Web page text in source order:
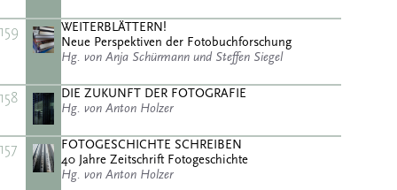
159
WEITERBLÄTTERN!
Neue Perspektiven der Fotobuchforschung
Hg. von Anja Schürmann und Steffen Siegel
158
DIE ZUKUNFT DER FOTOGRAFIE
Hg. von Anton Holzer
157
FOTOGESCHICHTE SCHREIBEN
40 Jahre Zeitschrift Fotogeschichte
Hg. von Anton Holzer